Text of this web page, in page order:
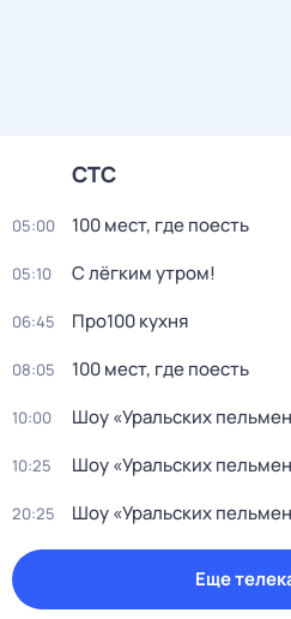
СТС
05:00 100 мест, где поесть
05:10 С лёгким утром!
06:45 Про100 кухня
08:05 100 мест, где поесть
10:00 Шоу «Уральских
10:25 Шоу «Уральских
20:25 Шоу «Уральских
Еще